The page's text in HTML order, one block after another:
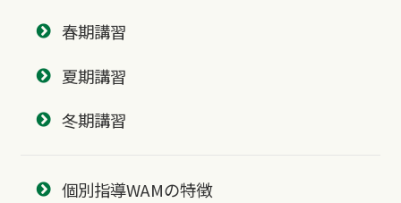
春期講習
夏期講習
冬期講習
個別指導WAMの特徴